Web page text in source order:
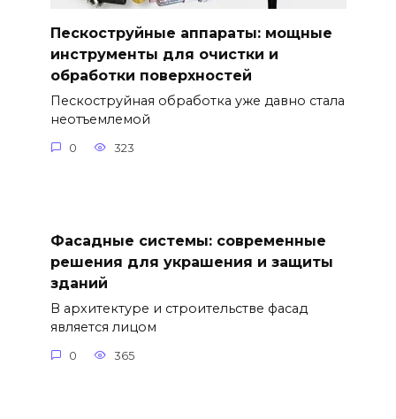
Пескоструйные аппараты: мощные
инструменты для очистки и
обработки поверхностей
Пескоструйная обработка уже давно стала
неотъемлемой
0 323
Фасадные системы: современные
решения для украшения и защиты
зданий
В архитектуре и строительстве фасад
является лицом
0 365